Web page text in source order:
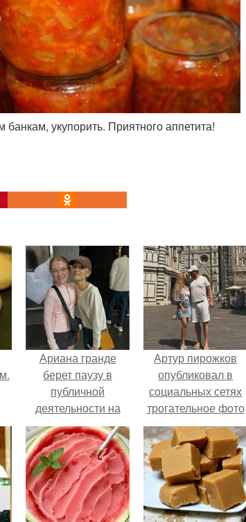
укупорить. Приятного аппетита!
Ариана гранде
берет паузу в
публичной
деятельности на
фоне слухов о
своем здоровье.
Артур пирожков
опубликовал в
социальных сетях
трогательное фото
с супругой
Анжеликой,
сделанное во
время их недавнего
путешествия в
Италию.